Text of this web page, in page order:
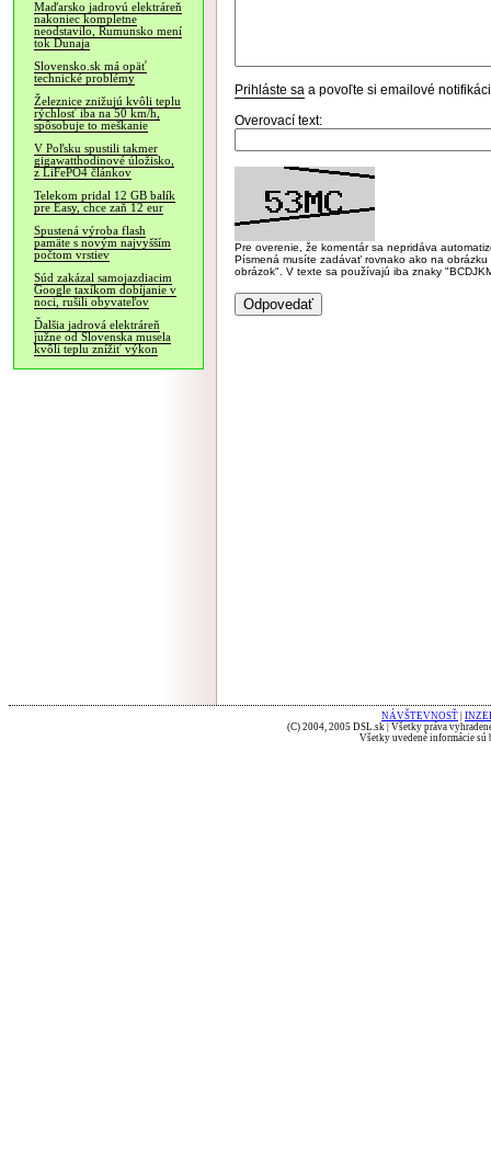
Maďarsko jadrovú elektráreň
nakoniec kompletne
neodstavilo, Rumunsko mení
tok Dunaja
Slovensko.sk má opäť
technické problémy
Železnice znižujú kvôli teplu
rýchlosť iba na 50 km/h,
spôsobuje to meškanie
V Poľsku spustili takmer
gigawatthodinové úložisko,
z LiFePO4 článkov
Telekom pridal 12 GB balík
pre Easy, chce zaň 12 eur
Spustená výroba flash
pamäte s novým najvyšším
počtom vrstiev
Súd zakázal samojazdiacim
Google taxíkom dobíjanie v
noci, rušili obyvateľov
Ďalšia jadrová elektráreň
južne od Slovenska musela
kvôli teplu znížiť výkon
Prihláste sa a povoľte si emailové
Overovací text:
Pre overenie, že komentár sa nepridáva
Písmená musíte zadávať rovnako ako na
obrázok". V texte sa používajú iba znaky
NÁVŠTEVNOSŤ
(C) 2004, 2005 DSL.sk | Všetky práva
Všetky uvedené informácie sú